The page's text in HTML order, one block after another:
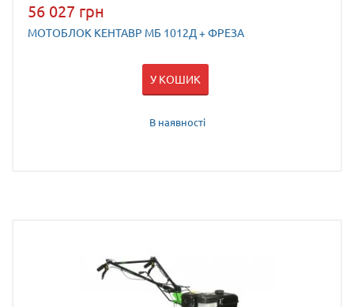
56 027 грн
МОТОБЛОК КЕНТАВР МБ 1012Д + ФРЕЗА
У КОШИК
В наявності